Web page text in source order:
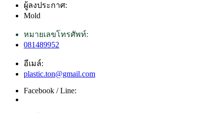
ผู้ลงประกาศ:
Mold
หมายเลขโทรศัพท์:
081489952
อีเมล์:
plastic.ton@gmail.com
Facebook / Line: